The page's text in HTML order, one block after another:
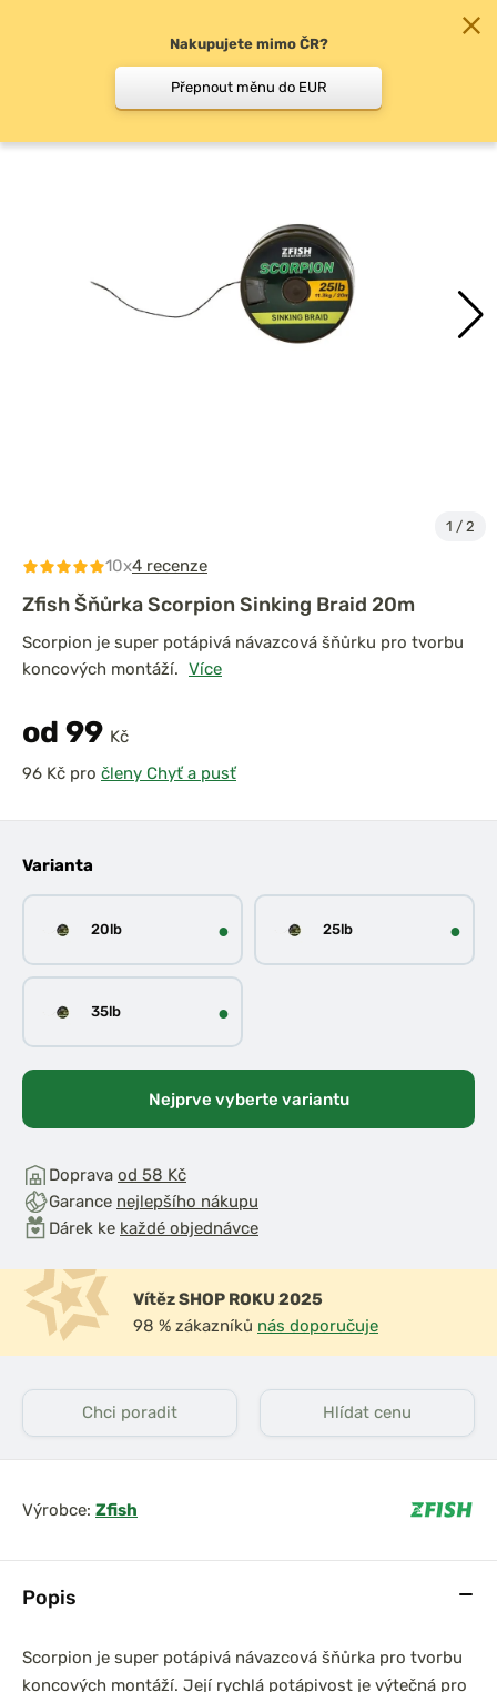
Návazcové šňůry
1 / 2
Popis
Scorpion je super potápivá návazcová šňůrka pro tvorbu
koncových montáží. Její rychlá potápivost je výtečná pro
10x4 recenze
Zfish Šňůrka Scorpion Sinking Braid 20m
Scorpion je super potápivá návazcová šňůrku pro tvorbu
koncových montáží. Více
od 99 Kč
pro členy Chyť a pusť
Varianta
20lb ● 25lb ●
35lb ●
Nejprve vyberte variantu
Doprava od 58 Kč
Garance nejlepšího nákupu
Dárek ke každé objednávce
Vítěz SHOP ROKU 2025
98 % zákazníků nás doporučuje
Chci poradit Hlídat cenu
Výrobce: Zfish
Nakupujete mimo ČR?
Přepnout měnu do EUR